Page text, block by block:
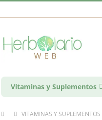
Vitaminas y Suplementos
VITAMINAS Y SUPLEMENTOS